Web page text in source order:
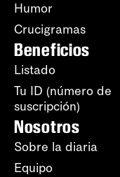
Humor
Crucigramas
Beneficios
Listado
Tu ID (número de
suscripción)
Nosotros
Sobre la diaria
Equipo